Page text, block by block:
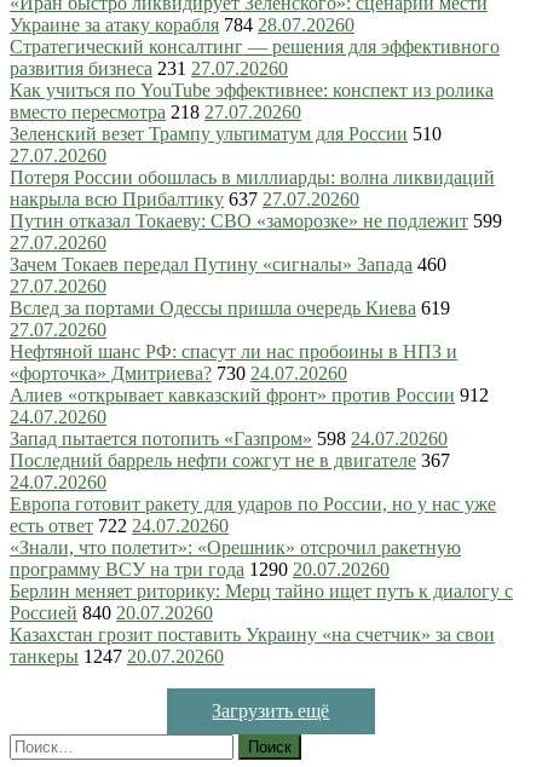
Украине за атаку корабля 784 28.07.20260
Стратегический консалтинг — решения для эффективного
развития бизнеса 231 27.07.20260
Как учиться по YouTube эффективнее: конспект из ролика
вместо пересмотра 218 27.07.20260
Зеленский везет Трампу ультиматум для России 510
27.07.20260
Потеря России обошлась в миллиарды: волна ликвидаций
накрыла всю Прибалтику 637 27.07.20260
Путин отказал Токаеву: СВО «заморозке» не подлежит 599
27.07.20260
Зачем Токаев передал Путину «сигналы» Запада 460
27.07.20260
Вслед за портами Одессы пришла очередь Киева 619
27.07.20260
Нефтяной шанс РФ: спасут ли нас пробоины в НПЗ и
«форточка» Дмитриева? 730 24.07.20260
Алиев «открывает кавказский фронт» против России 912
24.07.20260
Запад пытается потопить «Газпром» 598 24.07.20260
Последний баррель нефти сожгут не в двигателе 367
24.07.20260
Европа готовит ракету для ударов по России, но у нас уже
есть ответ 722 24.07.20260
«Знали, что полетит»: «Орешник» отсрочил ракетную
программу ВСУ на три года 1290 20.07.20260
Берлин меняет риторику: Мерц тайно ищет путь к диалогу с
Россией 840 20.07.20260
Казахстан грозит поставить Украину «на счетчик» за свои
танкеры 1247 20.07.20260
Загрузить ещё
Найти: